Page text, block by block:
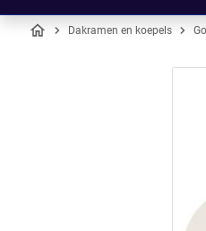
Dakramen en koepels